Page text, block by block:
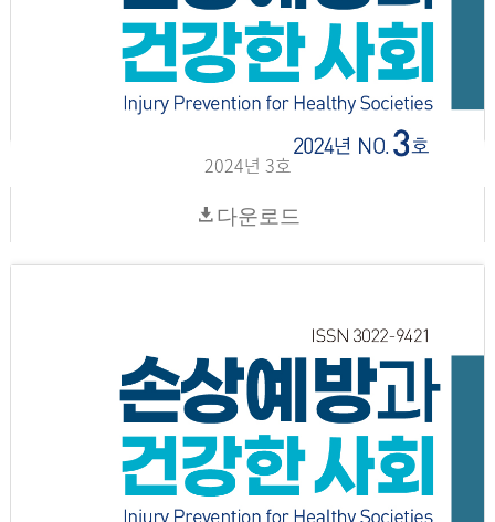
2024년 3호
다운로드